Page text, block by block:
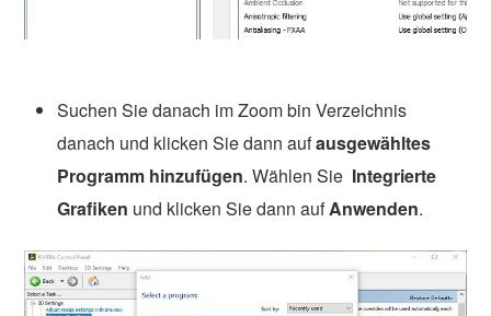
Suchen Sie danach im Zoom bin Verzeichnis
danach und klicken Sie dann aufausgewähltes
Programm hinzufügen. Wählen Sie Integrierte
Grafiken und klicken Sie dann aufAnwenden.